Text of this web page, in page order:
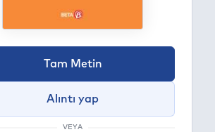
Tam Metin
Alıntı yap
VEYA